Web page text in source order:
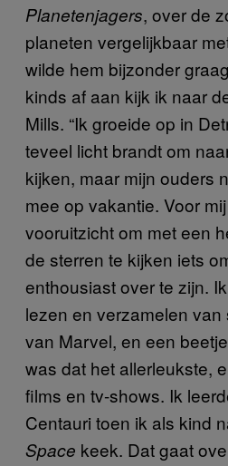
Planetenjagers, over de
planeten vergelijkbaar
wilde hem bijzonder
kinds af aan kijk ik naar
Mills. “Ik groeide op in
teveel licht brandt om
kijken, maar mijn ouders
mee op vakantie. Voor
vooruitzicht om met een
de sterren te kijken iets
enthousiast over te zijn.
lezen en verzamelen
van Marvel, en een
was dat het allerleukste,
films en tv-shows. Ik
Centauri toen ik als kind
Space keek. Dat gaat